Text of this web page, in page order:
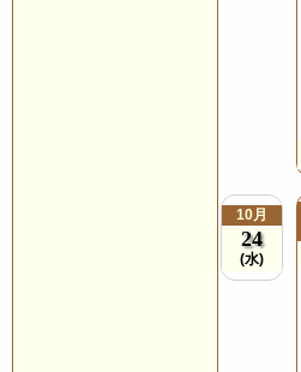
10月
24
(水)